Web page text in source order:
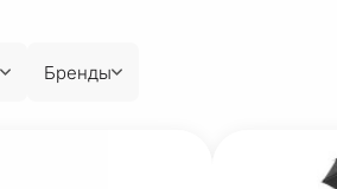
Бренды